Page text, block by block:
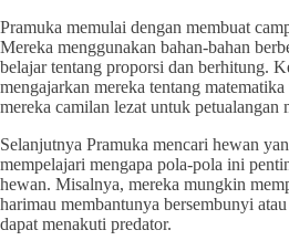
Pramuka memulai dengan membuat
Mereka menggunakan bahan-bahan
belajar tentang proporsi dan berhitung.
mengajarkan mereka tentang
mereka camilan lezat untuk petualangan
Selanjutnya Pramuka mencari hewan
mempelajari mengapa pola-pola ini
hewan. Misalnya, mereka mungkin
harimau membantunya bersembunyi
dapat menakuti predator.